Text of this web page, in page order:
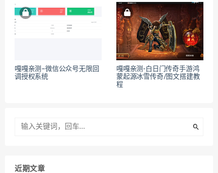
嘎嘎亲测–微信公众号无限回
调授权系统
嘎嘎亲测-白日门传奇手游鸿
蒙起源冰雪传奇/图文搭建教
程
近期文章